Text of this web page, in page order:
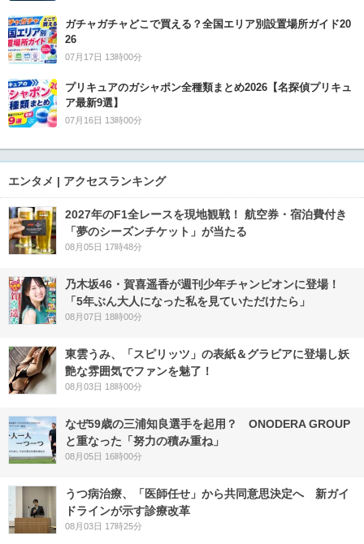
ガチャガチャどこで買える？全国エリア別設置場所ガイド20
26
07月17日 13時00分
プリキュアのガシャポン全種類まとめ2026【名探偵プリキュ
ア最新9選】
07月16日 13時00分
エンタメ | アクセスランキング
2027年のF1全レースを現地観戦！ 航空券・宿泊費付き
「夢のシーズンチケット」が当たる
08月05日 17時48分
乃木坂46・賀喜遥香が週刊少年チャンピオンに登場！
「5年ぶん大人になった私を見ていただけたら」
08月07日 18時00分
東雲うみ、「スピリッツ」の表紙＆グラビアに登場し妖
艶な雰囲気でファンを魅了！
08月03日 18時00分
なぜ59歳の三浦知良選手を起用？ ONODERA GROUP
と重なった「努力の積み重ね」
08月05日 16時00分
うつ病治療、「医師任せ」から共同意思決定へ 新ガイ
ドラインが示す診療改革
08月03日 17時25分